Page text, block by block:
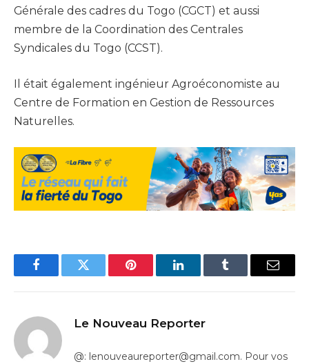
Générale des cadres du Togo (CGCT) et aussi
membre de la Coordination des Centrales
Syndicales du Togo (CCST).
Il était également ingénieur Agroéconomiste au
Centre de Formation en Gestion de Ressources
Naturelles.
FacebookTwitter Pinterest LinkedInTumblr Email
Le Nouveau Reporter
@: lenouveaureporter@gmail.com. Pour vos